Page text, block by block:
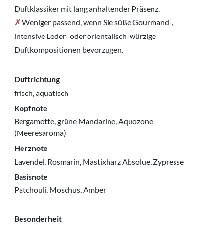
Duftklassiker mit lang anhaltender Präsenz.
✗ Weniger passend, wenn Sie süße Gourmand-,
intensive Leder- oder orientalisch-würzige
Duftkompositionen bevorzugen.
Duftrichtung
frisch, aquatisch
Kopfnote
Bergamotte, grüne Mandarine, Aquozone
(Meeresaroma)
Herznote
Lavendel, Rosmarin, Mastixharz Absolue, Zypresse
Basisnote
Patchouli, Moschus, Amber
Besonderheit